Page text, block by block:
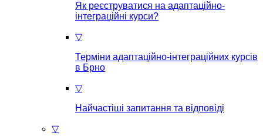
Як реєструватися на aдаптаційно-
інтеграційні курси?
▽
Терміни адаптаційно-інтеграційних курсів
в Брно
▽
Найчастіші запитання та відповіді
▽